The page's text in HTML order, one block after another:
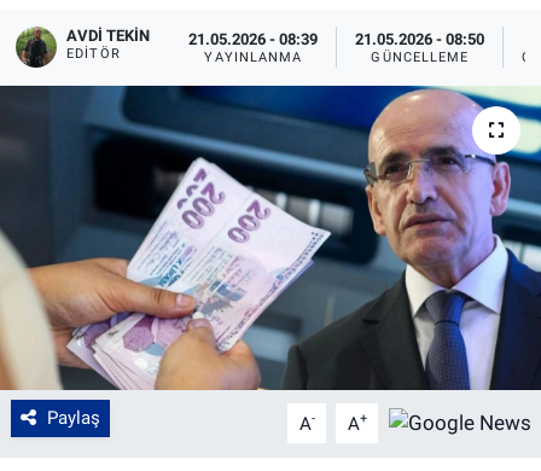
AVDI TEKIN
EDITÖR
21.05.2026 - 08:39
YAYINLANMA
21.05.2026 - 08:50
GÜNCELLEME
Paylaş A- A+